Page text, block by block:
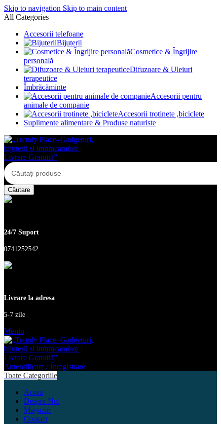
Skip to navigation Skip to main content
All Categories
Accesorii telefoane
Bijuterii
Cosmetice & Îngrijire
personală
Difuzoare & Uleiuri
terapeutice
Îmbrăcăminte
Accesorii pentru
animale de companie
Accesorii trotinete ,biciclete
Suplimente alimentare & Produse naturiste
Căutare
24/7 Suport
0741252542
Livrare la adresa
5-7 zile
Meniu
Autentificare / Înregistrare
Toate Categoriile
Acasa
Despre Noi
Magazin
Contact